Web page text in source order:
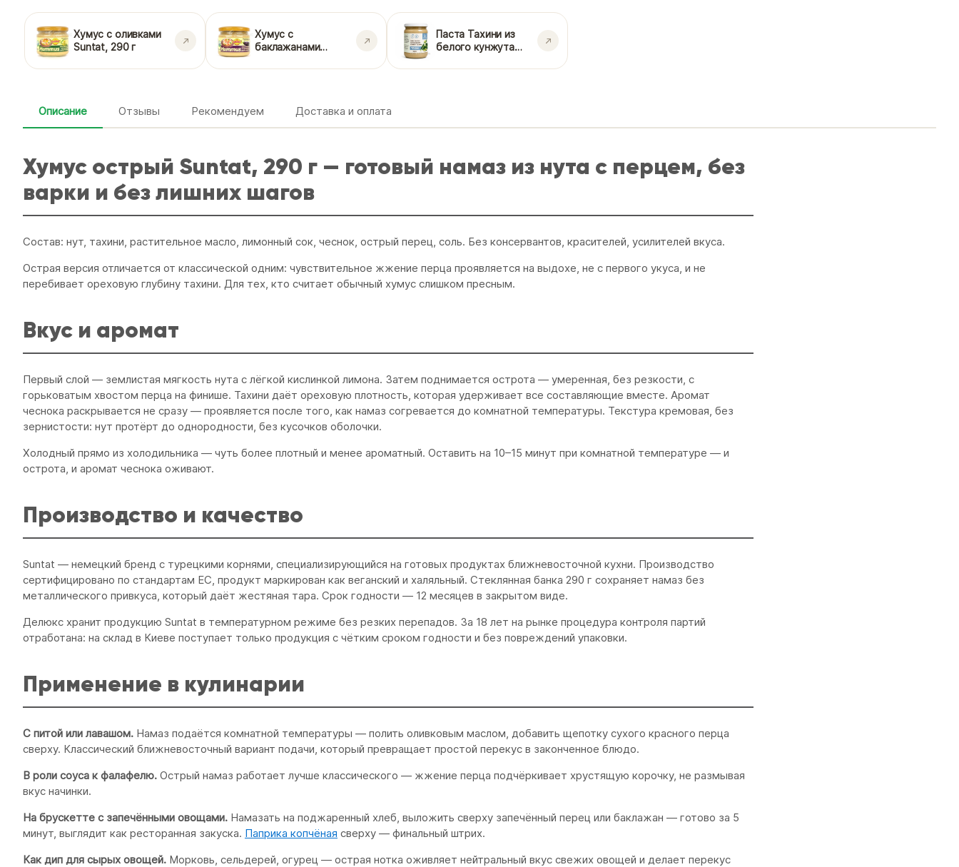
Хумус с оливками
Suntat, 290 г
Хумус с
баклажанами
Паста Тахини из
белого кунжута
Описание Отзывы Рекомендуем Доставка и оплата
Хумус острый Suntat, 290 г — готовый намаз из нута с перцем, без
варки и без лишних шагов
Состав: нут, тахини, растительное масло, лимонный сок, чеснок, острый перец, соль. Без консервантов, красителей, усилителей вкуса.
Острая версия отличается от классической одним: чувствительное жжение перца проявляется на выдохе, не с первого укуса, и не
перебивает ореховую глубину тахини. Для тех, кто считает обычный хумус слишком пресным.
Вкус и аромат
Первый слой — землистая мягкость нута с лёгкой кислинкой лимона. Затем поднимается острота — умеренная, без резкости, с
горьковатым хвостом перца на финише. Тахини даёт ореховую плотность, которая удерживает все составляющие вместе. Аромат
чеснока раскрывается не сразу — проявляется после того, как намаз согревается до комнатной температуры. Текстура кремовая, без
зернистости: нут протёрт до однородности, без кусочков оболочки.
Холодный прямо из холодильника — чуть более плотный и менее ароматный. Оставить на 10–15 минут при комнатной температуре — и
острота, и аромат чеснока оживают.
Производство и качество
Suntat — немецкий бренд с турецкими корнями, специализирующийся на готовых продуктах ближневосточной кухни. Производство
сертифицировано по стандартам ЕС, продукт маркирован как веганский и халяльный. Стеклянная банка 290 г сохраняет намаз без
металлического привкуса, который даёт жестяная тара. Срок годности — 12 месяцев в закрытом виде.
Делюкс хранит продукцию Suntat в температурном режиме без резких перепадов. За 18 лет на рынке процедура контроля партий
отработана: на склад в Киеве поступает только продукция с чётким сроком годности и без повреждений упаковки.
Применение в кулинарии
С питой или лавашом. Намаз подаётся комнатной температуры — полить оливковым маслом, добавить щепотку сухого красного перца
сверху. Классический ближневосточный вариант подачи, который превращает простой перекус в законченное блюдо.
В роли соуса к фалафелю. Острый намаз работает лучше классического — жжение перца подчёркивает хрустящую корочку, не размывая
вкус начинки.
На брускетте с запечёнными овощами. Намазать на поджаренный хлеб, выложить сверху запечённый перец или баклажан — готово за 5
минут, выглядит как ресторанная закуска. Паприка копчёная сверху — финальный штрих.
Как дип для сырых овощей. Морковь, сельдерей, огурец — острая нотка оживляет нейтральный вкус свежих овощей и делает перекус